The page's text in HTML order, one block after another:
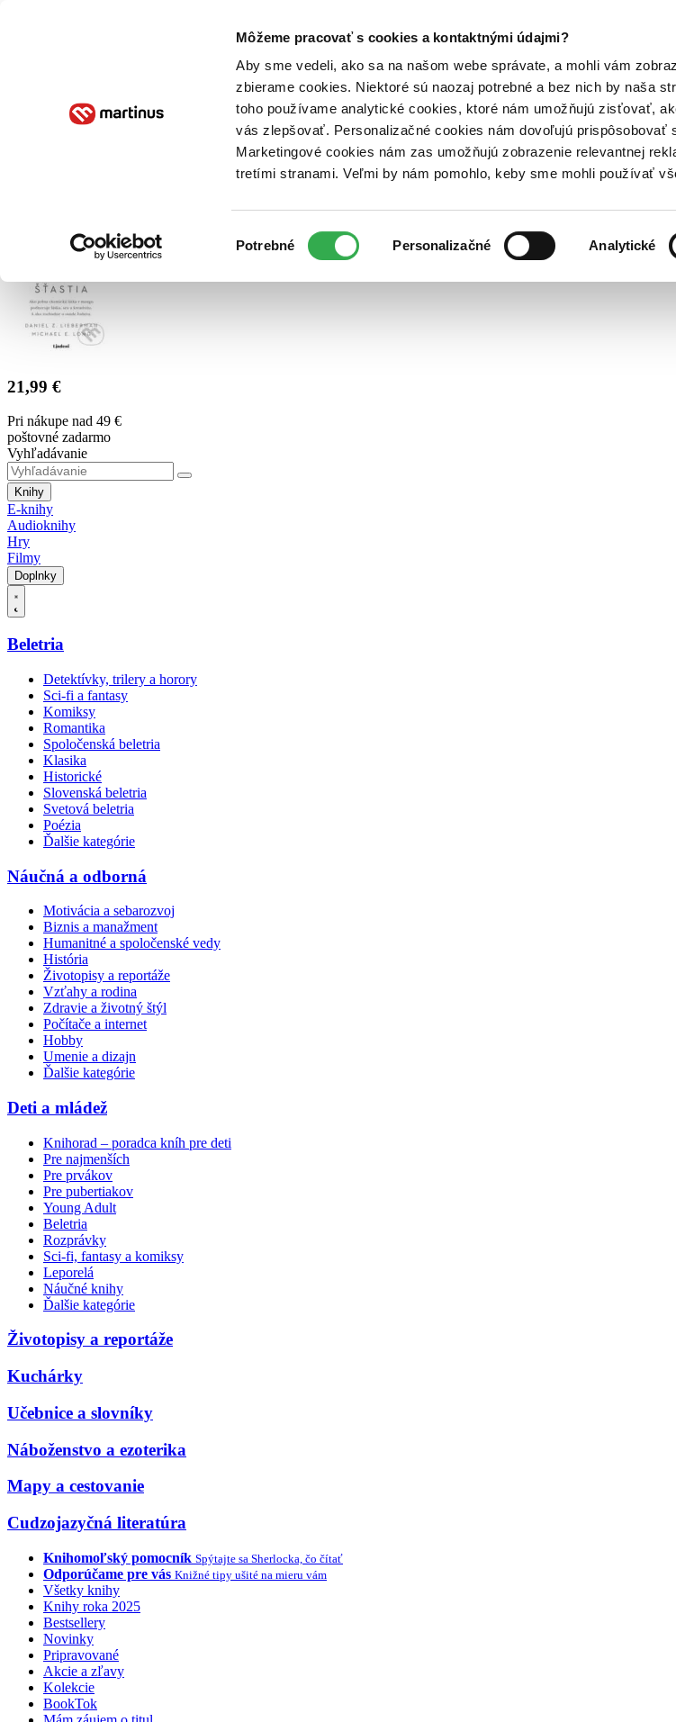
Môžeme pracovať s cookies a kontaktnými údajmi?
Aby sme vedeli, ako sa na našom webe správate, a mohli vám
zbierame cookies. Niektoré sú naozaj potrebné a bez nich by naša
toho používame analytické cookies, ktoré nám umožňujú zisťovať,
vás zlepšovať. Personalizačné cookies nám dovoľujú prispôsobovať
Marketingové cookies nám zas umožňujú zobrazenie relevantnej
tretími stranami. Veľmi by nám pomohlo, keby sme mohli používať
súhlasu
Potrebné Personalizačné Analytické
Poukážky Kontakt
21,99 €
Pri nákupe nad 49 €
poštovné zadarmo
Vyhľadávanie
Knihy
E-knihy
Audioknihy
Hry
Filmy
Doplnky
Beletria
Detektívky, trilery a horory
Sci-fi a fantasy
Komiksy
Romantika
Spoločenská beletria
Klasika
Historické
Slovenská beletria
Svetová beletria
Poézia
Ďalšie kategórie
Náučná a odborná
Motivácia a sebarozvoj
Biznis a manažment
Humanitné a spoločenské vedy
História
Životopisy a reportáže
Vzťahy a rodina
Zdravie a životný štýl
Počítače a internet
Hobby
Umenie a dizajn
Ďalšie kategórie
Deti a mládež
Knihorad – poradca kníh pre deti
Pre najmenších
Pre prvákov
Pre pubertiakov
Young Adult
Beletria
Rozprávky
Sci-fi, fantasy a komiksy
Leporelá
Náučné knihy
Ďalšie kategórie
Životopisy a reportáže
Kuchárky
Učebnice a slovníky
Náboženstvo a ezoterika
Mapy a cestovanie
Cudzojazyčná literatúra
Knihomoľský pomocník Spýtajte sa Sherlocka, čo čítať
Odporúčame pre vás Knižné tipy ušité na mieru vám
Všetky knihy
Knihy roka 2025
Bestsellery
Novinky
Pripravované
Akcie a zľavy
Kolekcie
BookTok